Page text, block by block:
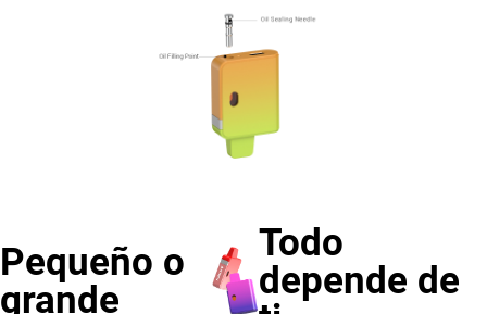
Pequeño o
grande
Todo
depende de